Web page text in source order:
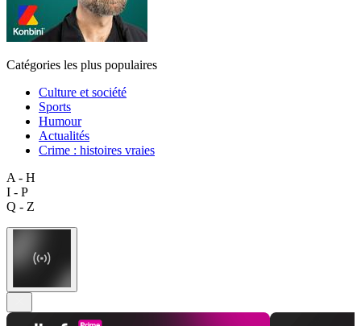
Catégories les plus populaires
Culture et société
Sports
Humour
Actualités
Crime : histoires vraies
A - H
I - P
Q - Z